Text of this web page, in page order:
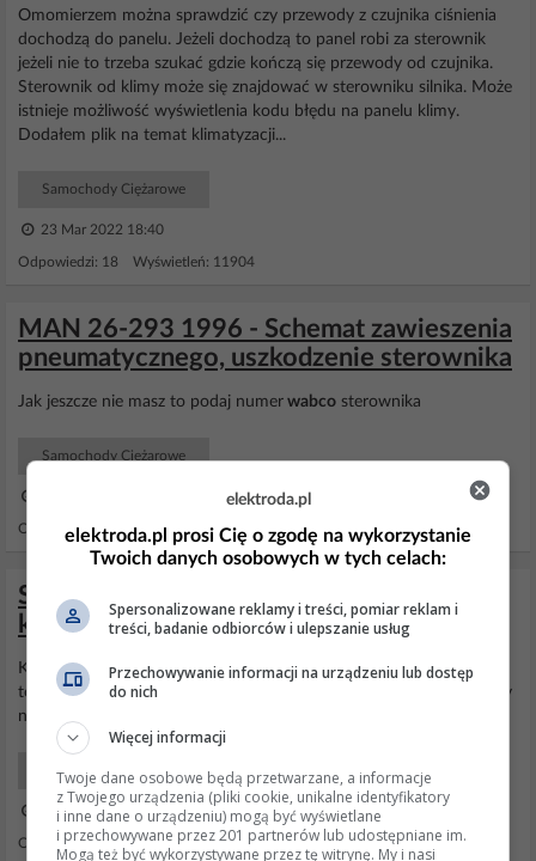
Omomierzem można sprawdzić czy przewody z czujnika ciśnienia
dochodzą do panelu. Jeżeli dochodzą to panel robi za sterownik
jeżeli nie to trzeba szukać gdzie kończą się przewody od czujnika.
Sterownik od klimy może się znajdować w sterowniku silnika. Może
istnieje możliwość wyświetlenia kodu błędu na panelu klimy.
Dodałem plik na temat klimatyzacji...
Samochody Ciężarowe
23 Mar 2022 18:40
Odpowiedzi: 18 Wyświetleń: 11904
MAN 26-293 1996 - Schemat zawieszenia
pneumatycznego, uszkodzenie sterownika
Jak jeszcze nie masz to podaj numer wabco sterownika
Samochody Ciężarowe
Odpowiedzi: 9 Wyświetleń: 1839
Schemat klimatyzacji Setra S315 1992 -
kompresor i wentylatory nie działają
K jest na 11 pinie. Zdziwisz mnie jak texa to ruszy. W oryginale robi
to taki testerWABCO
na kartę z epoki zanim pojawiły się programy
na PC-ta.
Samochody Ciężarowe
12 Maj 2012 06:40
Odpowiedzi: 10 Wyświetleń: 7296
elektroda.pl
elektroda.pl prosi Cię o zgodę na wykorzystanie
Twoich danych osobowych w tych celach:
Spersonalizowane reklamy i treści, pomiar reklam i
treści, badanie odbiorców i ulepszanie usług
Przechowywanie informacji na urządzeniu lub dostęp
do nich
Więcej informacji
Twoje dane osobowe będą przetwarzane, a informacje
z Twojego urządzenia (pliki cookie, unikalne identyfikatory
i inne dane o urządzeniu) mogą być wyświetlane
i przechowywane przez 201 partnerów lub udostępniane im.
Mogą też być wykorzystywane przez tę witrynę. My i nasi